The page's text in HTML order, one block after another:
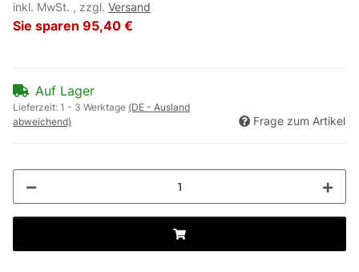
inkl. MwSt. , zzgl. Versand
Sie sparen 95,40 €
Auf Lager
Lieferzeit: 1 - 3 Werktage (DE - Ausland
abweichend)
Frage zum Artikel